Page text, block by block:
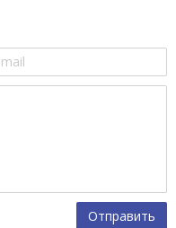
Отправить